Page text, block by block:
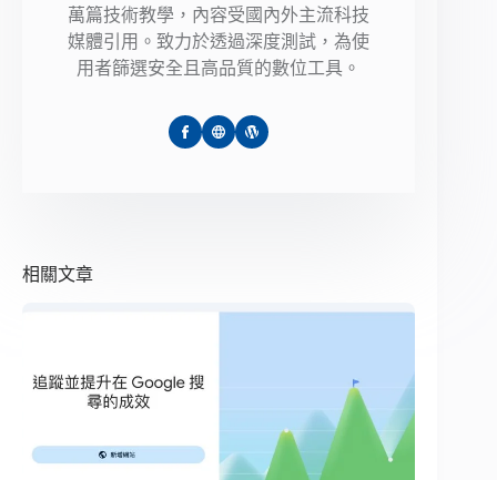
萬篇技術教學，內容受國內外主流科技
媒體引用。致力於透過深度測試，為使
用者篩選安全且高品質的數位工具。
相關文章